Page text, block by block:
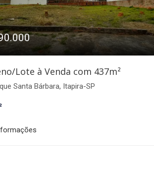
Lote à Venda com 437m²
Santa Bárbara, Itapira-SP